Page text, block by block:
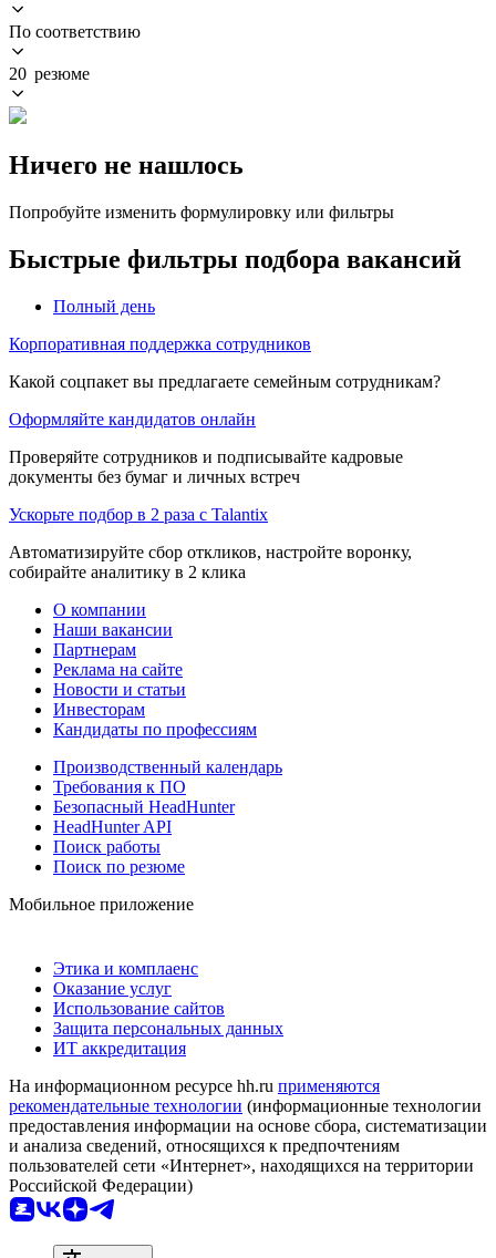
По соответствию
20 резюме
Ничего не нашлось
Попробуйте изменить формулировку или фильтры
Быстрые фильтры подбора вакансий
Полный день
Корпоративная поддержка сотрудников
Какой соцпакет вы предлагаете семейным сотрудникам?
Оформляйте кандидатов онлайн
Проверяйте сотрудников и подписывайте кадровые
документы без бумаг и личных встреч
Ускорьте подбор в 2 раза с Talantix
Автоматизируйте сбор откликов, настройте воронку,
собирайте аналитику в 2 клика
О компании
Наши вакансии
Партнерам
Реклама на сайте
Новости и статьи
Инвесторам
Кандидаты по профессиям
Производственный календарь
Требования к ПО
Безопасный HeadHunter
HeadHunter API
Поиск работы
Поиск по резюме
Мобильное приложение
Этика и комплаенс
Оказание услуг
Использование сайтов
Защита персональных данных
ИТ аккредитация
На информационном ресурсе hh.ru применяются
рекомендательные технологии (информационные технологии
предоставления информации на основе сбора, систематизации
и анализа сведений, относящихся к предпочтениям
пользователей сети «Интернет», находящихся на территории
Российской Федерации)